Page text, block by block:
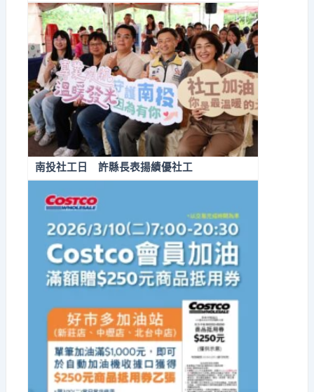
南投社工日 許縣長表揚績優社工